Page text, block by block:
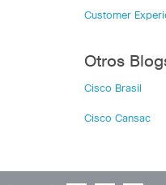
Customer
Otros
Cisco Brasil
Cisco Cansac